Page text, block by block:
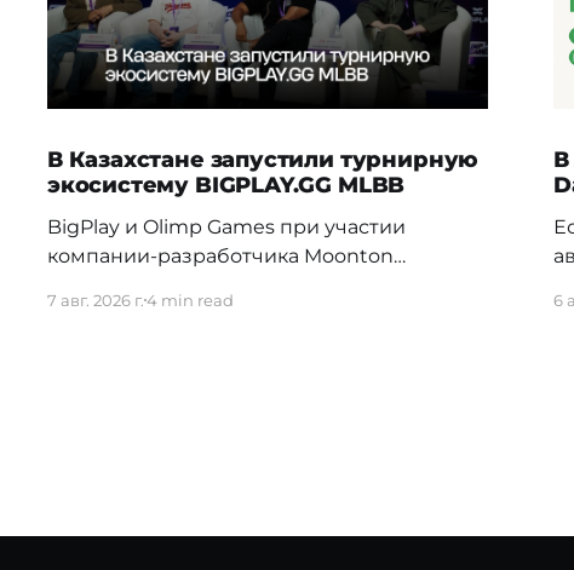
В Казахстане запустили турнирную
экосистему BIGPLAY.GG MLBB
BigPlay и Olimp Games при участии
компании-разработчика Moonton
экосистему BIGPLAY.GG MLBB. Проект
7 авг. 2026 г.4 min read
В
6